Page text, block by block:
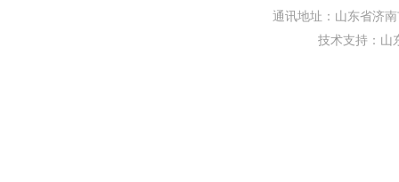
通讯地址：山东省济
技术支持： 山